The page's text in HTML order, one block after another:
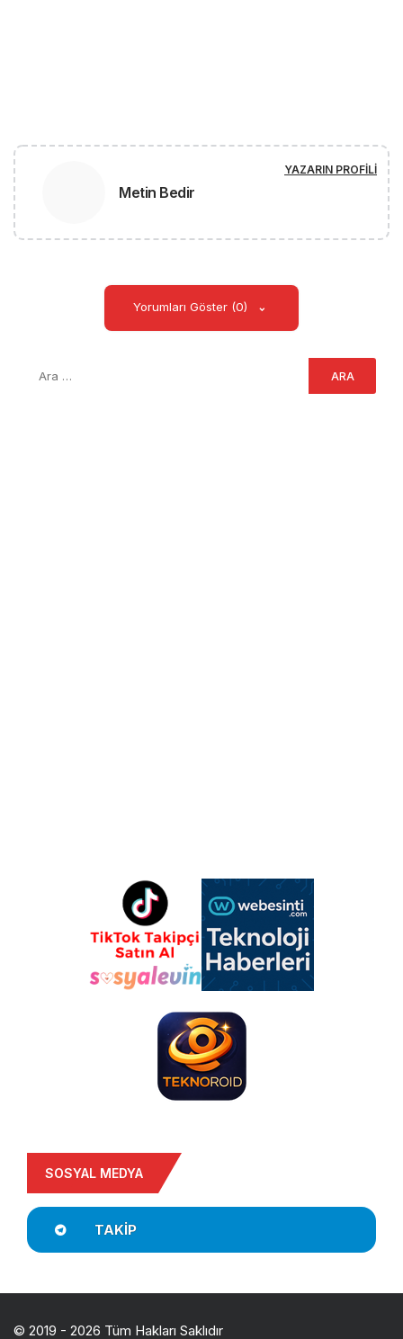
Metin Bedir
YAZARIN PROFILI
Yorumları Göster (0)
SOSYAL MEDYA
TAKIP
© 2019 - 2026 Tüm Hakları Saklıdır